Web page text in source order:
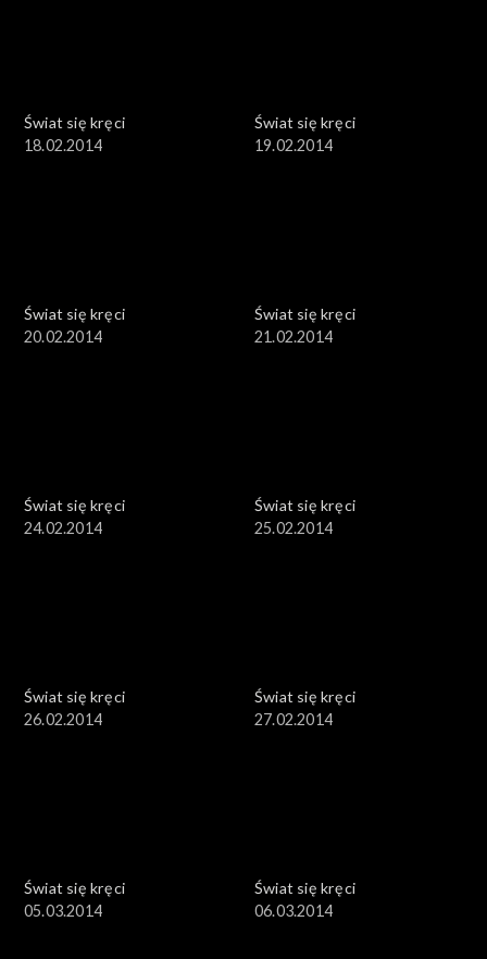
Świat się kręci
18.02.2014
Świat się kręci
19.02.2014
Świat się kręci
20.02.2014
Świat się kręci
21.02.2014
Świat się kręci
24.02.2014
Świat się kręci
25.02.2014
Świat się kręci
26.02.2014
Świat się kręci
27.02.2014
Świat się kręci
05.03.2014
Świat się kręci
06.03.2014